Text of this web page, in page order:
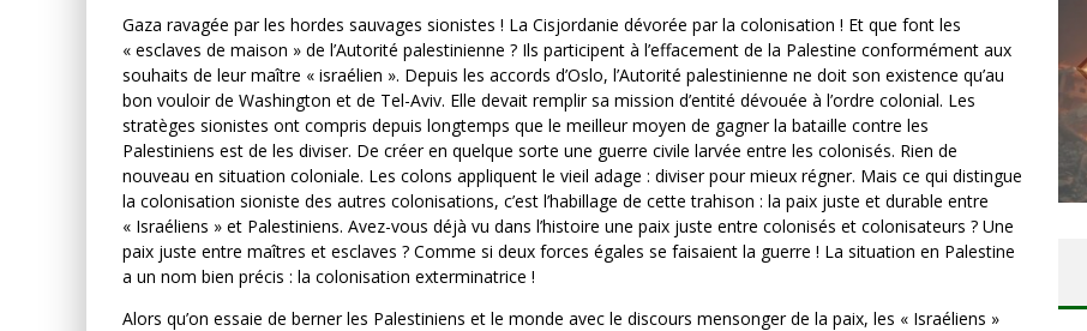
Gaza ravagée par les hordes sauvages sionistes ! La Cisjordanie dévorée par la colonisation ! Et que font les
« esclaves de maison » de l’Autorité palestinienne ? Ils participent à l’effacement de la Palestine conformément aux
souhaits de leur maître « israélien ». Depuis les accords d’Oslo, l’Autorité palestinienne ne doit son existence qu’au
bon vouloir de Washington et de Tel-Aviv. Elle devait remplir sa mission d’entité dévouée à l’ordre colonial. Les
stratèges sionistes ont compris depuis longtemps que le meilleur moyen de gagner la bataille contre les
Palestiniens est de les diviser. De créer en quelque sorte une guerre civile larvée entre les colonisés. Rien de
nouveau en situation coloniale. Les colons appliquent le vieil adage : diviser pour mieux régner. Mais ce qui distingue
la colonisation sioniste des autres colonisations, c’est l’habillage de cette trahison : la paix juste et durable entre
« Israéliens » et Palestiniens. Avez-vous déjà vu dans l’histoire une paix juste entre colonisés et colonisateurs ? Une
paix juste entre maîtres et esclaves ? Comme si deux forces égales se faisaient la guerre ! La situation en Palestine
a un nom bien précis : la colonisation exterminatrice !
Alors qu’on essaie de berner les Palestiniens et le monde avec le discours mensonger de la paix, les « Israéliens »
DES ACCORDS DE PAIX SANS LE
PEUPLE ET CONTRE LE PEUPLE
Comité Action Palestine 3 juillet 2026